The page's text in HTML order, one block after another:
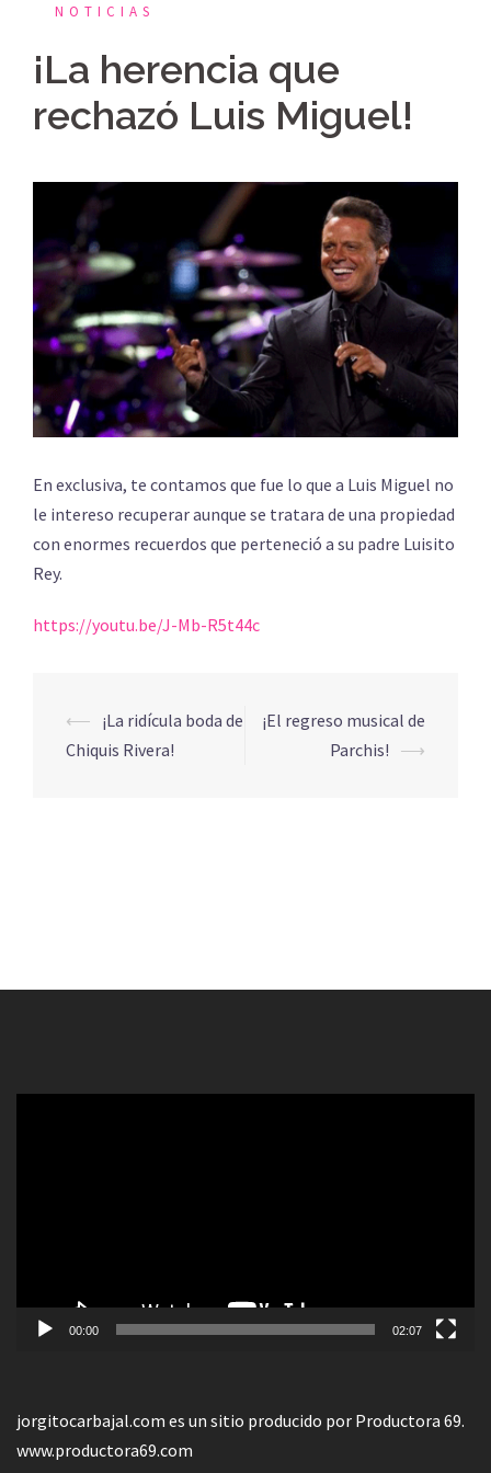
NOTICIAS
¡La herencia que
rechazó Luis Miguel!
En exclusiva, te contamos que fue lo que a Luis Miguel no
le intereso recuperar aunque se tratara de una propiedad
con enormes recuerdos que perteneció a su padre Luisito
Rey.
https://youtu.be/J-Mb-R5t44c
Navegación
de
⟵ ¡La ridícula boda de
Chiquis Rivera!
¡El regreso musical de
Parchis! ⟶
00:00 02:07
jorgitocarbajal.com es un sitio producido por Productora 69.
www.productora69.com